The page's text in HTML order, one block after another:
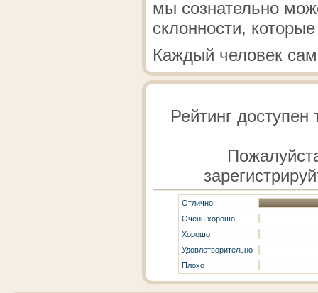
мы сознательно
склонности,
Каждый человек
Рейтинг доступен
Отлично!
Очень хорошо
Хорошо
Удовлетворительно
Плохо